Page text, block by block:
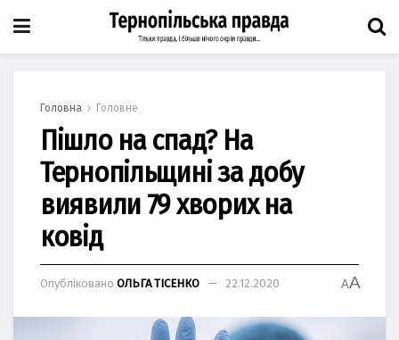
Головна Головне
Пішло на спад? На
Тернопільщині за добу
виявили 79 хворих на
ковід
Опубліковано ОЛЬГА ТІСЕНКО 22.12.2020 AA